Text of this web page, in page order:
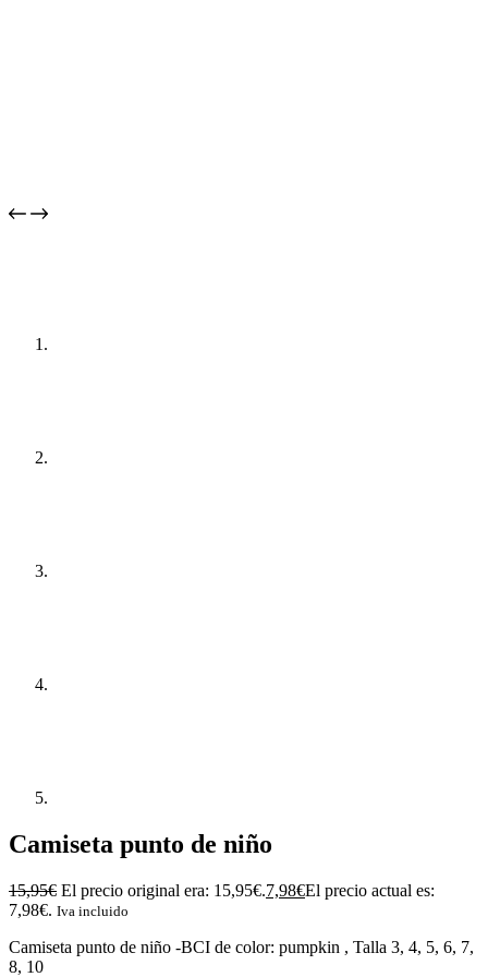
Camiseta punto de niño
15,95€ El precio original era: 15,95€.7,98€El precio actual es:
7,98€. Iva incluido
Camiseta punto de niño -BCI de color: pumpkin , Talla 3, 4, 5, 6, 7,
8, 10